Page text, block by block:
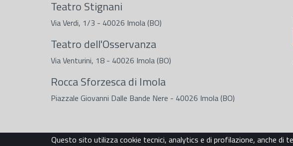
Teatro Stignani
Via Verdi, 1/3 - 40026 Imola (BO)
Teatro dell'Osservanza
Via Venturini, 18 - 40026 Imola (BO)
Rocca Sforzesca di Imola
Piazzale Giovanni Dalle Bande Nere - 40026 Imola (BO)
Questo sito utilizza cookie tecnici, analytics e di profilazione, anche di